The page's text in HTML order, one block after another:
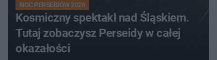
NOC PERSEIDÓW 2026
Kosmiczny spektakl nad Śląskiem.
Tutaj zobaczysz Perseidy w całej
okazałości